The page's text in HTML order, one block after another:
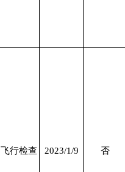
飞行检查 2023/1/9 否